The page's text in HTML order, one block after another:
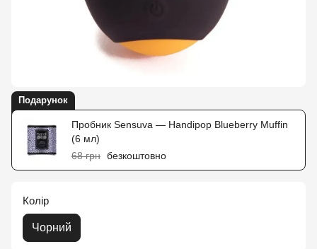
Подарунок
Пробник Sensuva — Handipop Blueberry Muffin
(6 мл)
68 грн безкоштовно
Колір
Чорний